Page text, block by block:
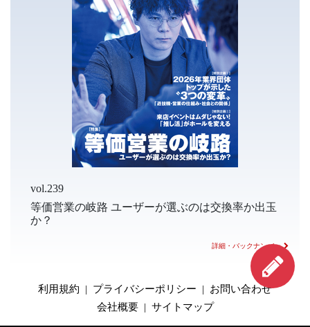
vol.239
等価営業の岐路 ユーザーが選ぶのは交換率か出玉
か？
詳細・バックナンバー
利用規約 | プライバシーポリシー |
お問い合わせ
会社概要 | サイトマップ